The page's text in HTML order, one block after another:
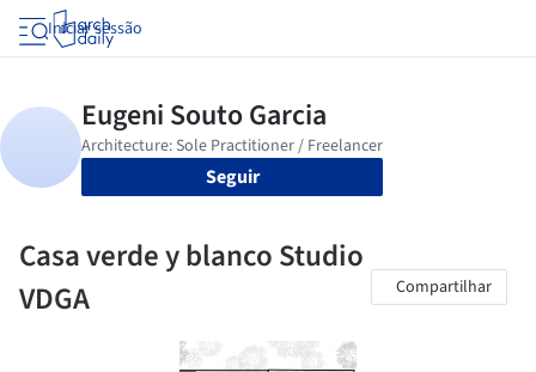
Iniciar sessão
Seguir
Casa verde y blanco Studio
VDGA
Compartilhar